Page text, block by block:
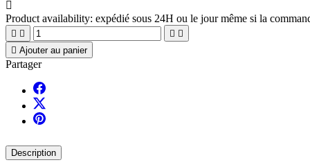

Product availability: expédié sous 24H ou le jour même si la
   
 Ajouter au panier
Partager
Description